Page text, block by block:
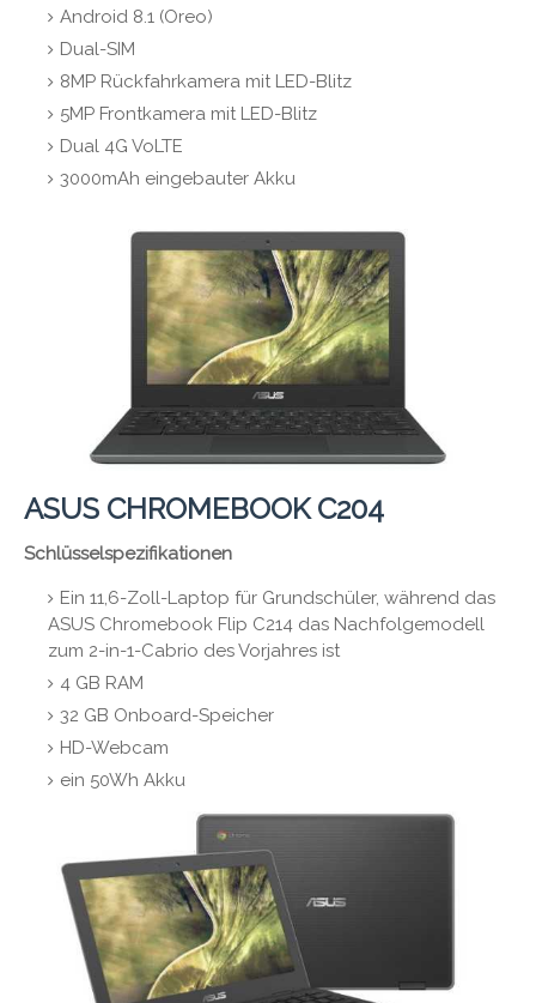
Android 8.1 (Oreo)
Dual-SIM
8MP Rückfahrkamera mit LED-Blitz
5MP Frontkamera mit LED-Blitz
Dual 4G VoLTE
3000mAh eingebauter Akku
ASUS CHROMEBOOK C204
Schlüsselspezifikationen
Ein 11,6-Zoll-Laptop für Grundschüler, während das
ASUS Chromebook Flip C214 das Nachfolgemodell
zum 2-in-1-Cabrio des Vorjahres ist
4 GB RAM
32 GB Onboard-Speicher
HD-Webcam
ein 50Wh Akku